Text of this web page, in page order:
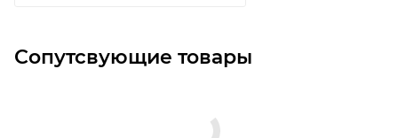
Сопутсвующие товары